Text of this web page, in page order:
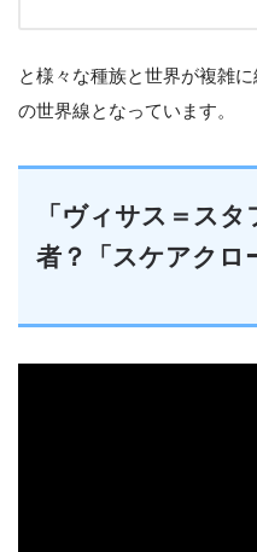
と様々な種族と世界が複雑
の世界線となっています。
「ヴィサス＝ス
者？「スケアクロ